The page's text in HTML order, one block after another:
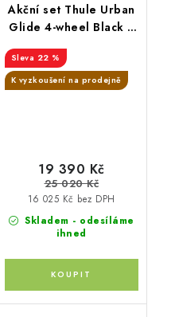
Akční set Thule Urban
Glide 4-wheel Black +
+ madlo
22 %
K vyzkoušení na prodejně
Skladem - odesíláme
ihned
16 025 Kč bez DPH
19 390 Kč
25 020 Kč